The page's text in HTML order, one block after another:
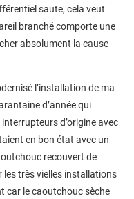
saute, cela veut
branché comporte une
absolument la cause
l’installation de ma
d’année qui
d’origine avec
en bon état avec un
recouvert de
les très vielles installations
car le caoutchouc sèche